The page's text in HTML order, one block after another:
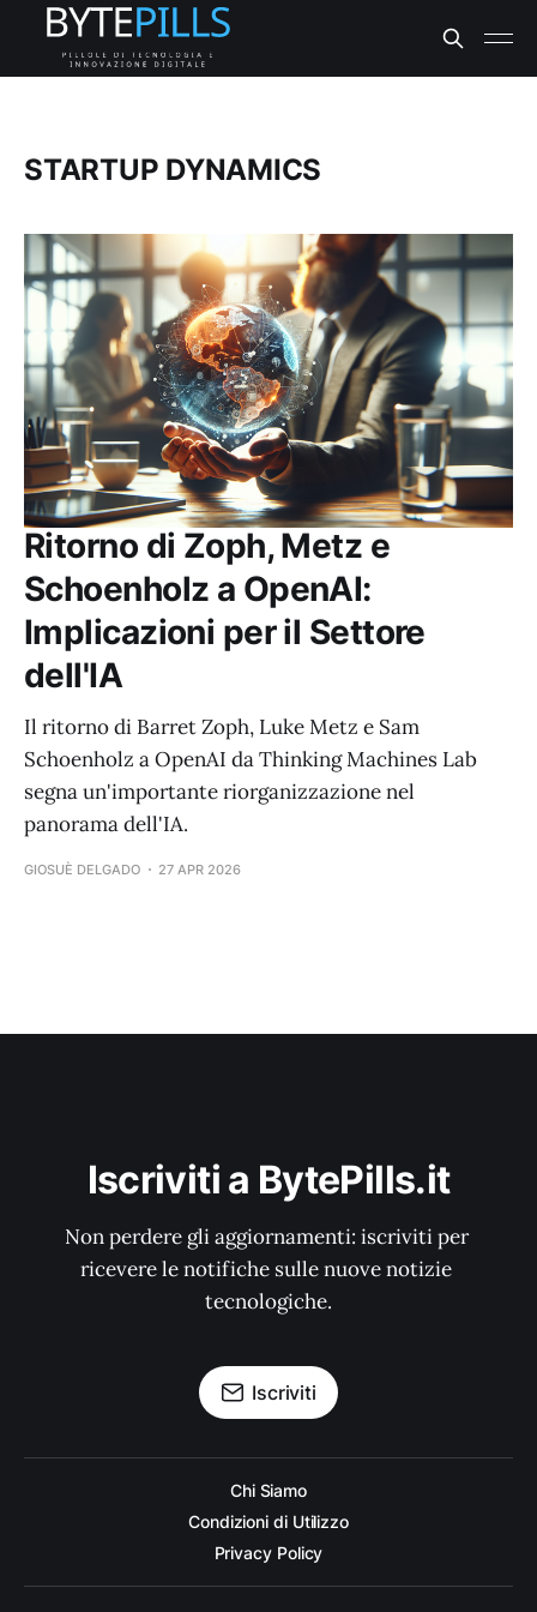
STARTUP DYNAMICS
Ritorno di Zoph, Metz e
Schoenholz a OpenAI:
Implicazioni per il Settore
dell'IA
Il ritorno di Barret Zoph, Luke Metz e Sam
Schoenholz a OpenAI da Thinking Machines Lab
segna un'importante riorganizzazione nel
panorama dell'IA.
GIOSUÈ DELGADO 27 APR 2026
Iscriviti a BytePills.it
Non perdere gli aggiornamenti: iscriviti per
ricevere le notifiche sulle nuove notizie
tecnologiche.
Iscriviti
Chi Siamo
Condizioni di Utilizzo
Privacy Policy